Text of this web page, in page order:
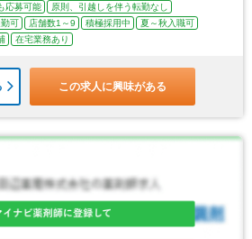
応募可能
原則、引越しを伴う転勤なし
可 店舗数1～9 積極採用中
夏～秋入職可
在宅業務あり
この求人に興味がある